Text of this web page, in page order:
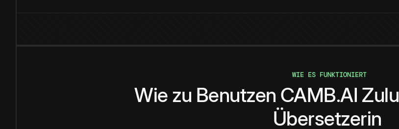
WIE ES FUNKTIONIERT
Wie zu Benutzen CAMB.AI Zulu
Übersetzerin